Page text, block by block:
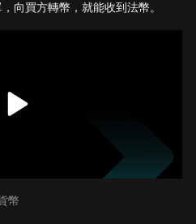
向買方轉幣，就能收到法幣。
幣